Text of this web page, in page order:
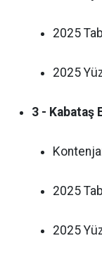
2025
2025
3 - Kabataş
2025
2025